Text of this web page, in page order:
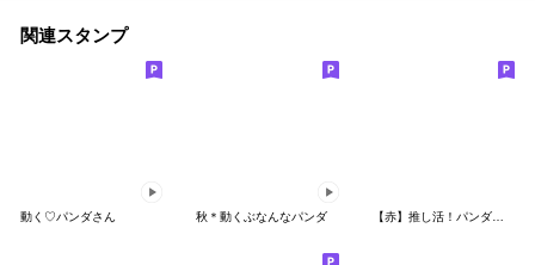
関連スタンプ
動く♡パンダさん 秋＊動くぶなんなパンダ 【赤】推し活！パンダンミニ